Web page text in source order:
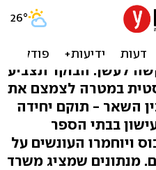
החמרות
לעשן: הבוקר תצביע
במטרה לצמצם את
השאר - תוקם יחידה
בבתי הספר
ויוחמרו העונשים על
מנתונים שמציג משרד